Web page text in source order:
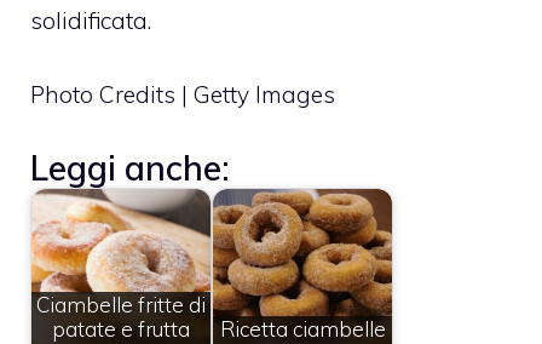
solidificata.
Photo Credits | Getty Images
Leggi anche:
Ciambelle fritte di
patate e frutta
Ricetta ciambelle